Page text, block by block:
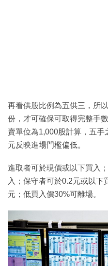
再看供股比例為五供三，所
份，才可確保可取得完整手
賣單位為1,000股計算，五
元反映進場門檻偏低。
進取者可於現價或以下買入
入；保守者可於0.2元或以下
元；低買入價30%可離場。